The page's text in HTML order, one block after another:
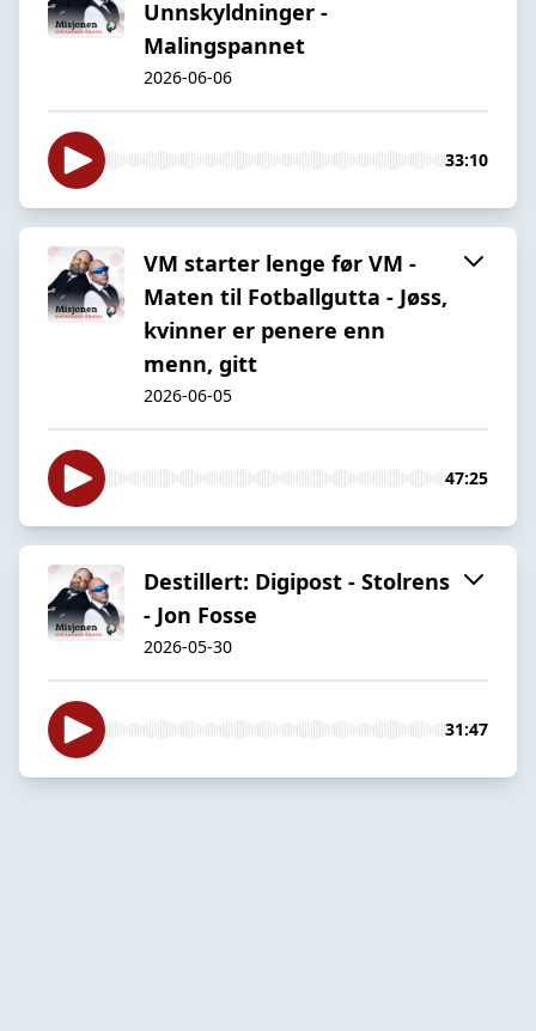
Unnskyldninger -
Malingspannet
2026-06-06
33:10
VM starter lenge før VM -
Maten til Fotballgutta - Jøss,
kvinner er penere enn
menn, gitt
2026-06-05
47:25
Destillert: Digipost - Stolrens
- Jon Fosse
2026-05-30
31:47